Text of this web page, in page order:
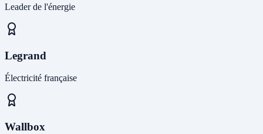
Leader de l'énergie
Legrand
Électricité française
Wallbox